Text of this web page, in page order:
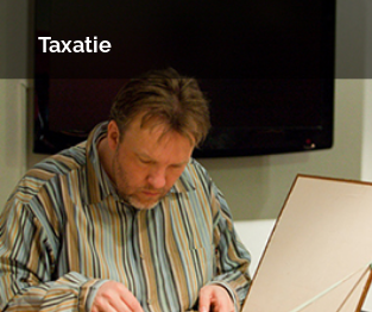
Taxatie